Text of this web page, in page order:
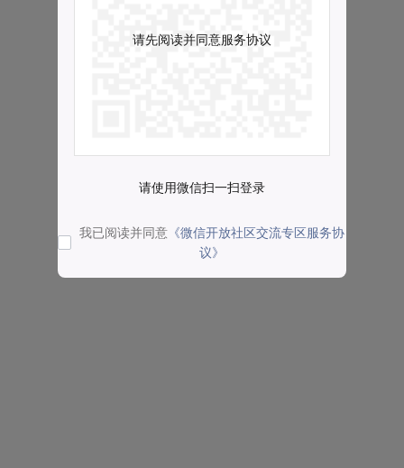
请先阅读并同意服务协议
请使用微信扫一扫登录
我已阅读并同意 《微信开放社区交流专区服务协
议》